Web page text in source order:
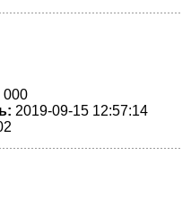
000
2019-09-15 12:57:14